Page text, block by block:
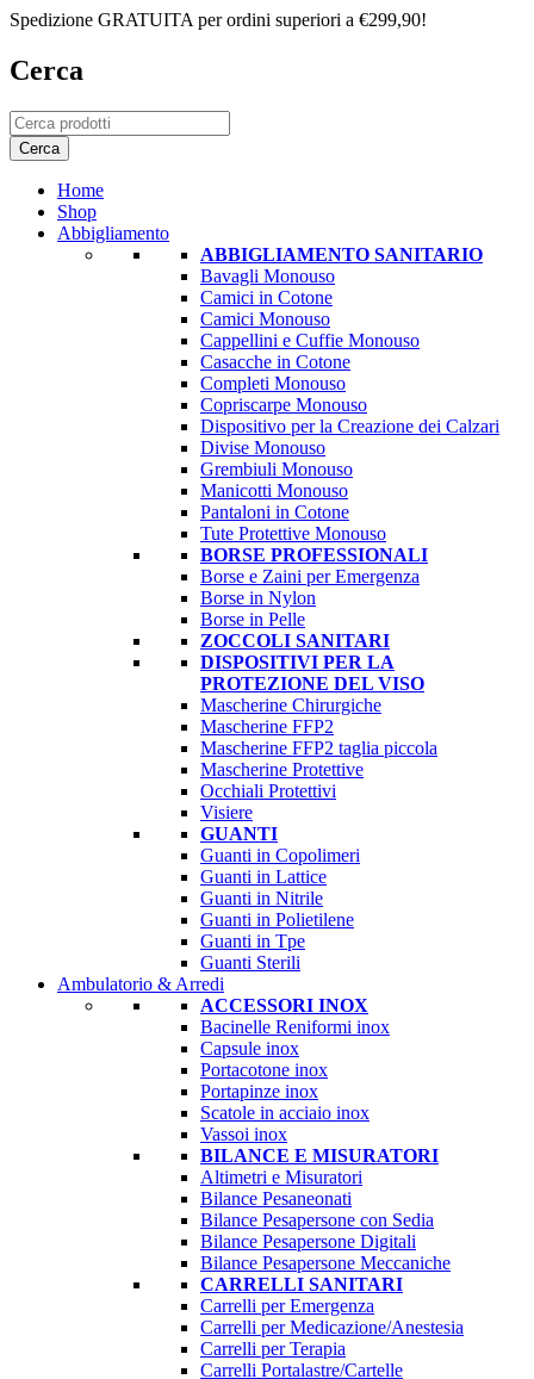
Spedizione GRATUITA per ordini superiori a €299,90!
Cerca
Home
Shop
Abbigliamento
ABBIGLIAMENTO SANITARIO
Bavagli Monouso
Camici in Cotone
Camici Monouso
Cappellini e Cuffie Monouso
Casacche in Cotone
Completi Monouso
Copriscarpe Monouso
Dispositivo per la Creazione dei Calzari
Divise Monouso
Grembiuli Monouso
Manicotti Monouso
Pantaloni in Cotone
Tute Protettive Monouso
BORSE PROFESSIONALI
Borse e Zaini per Emergenza
Borse in Nylon
Borse in Pelle
ZOCCOLI SANITARI
DISPOSITIVI PER LA
PROTEZIONE DEL VISO
Mascherine Chirurgiche
Mascherine FFP2
Mascherine FFP2 taglia piccola
Mascherine Protettive
Occhiali Protettivi
Visiere
GUANTI
Guanti in Copolimeri
Guanti in Lattice
Guanti in Nitrile
Guanti in Polietilene
Guanti in Tpe
Guanti Sterili
Ambulatorio & Arredi
ACCESSORI INOX
Bacinelle Reniformi inox
Capsule inox
Portacotone inox
Portapinze inox
Scatole in acciaio inox
Vassoi inox
BILANCE E MISURATORI
Altimetri e Misuratori
Bilance Pesaneonati
Bilance Pesapersone con Sedia
Bilance Pesapersone Digitali
Bilance Pesapersone Meccaniche
CARRELLI SANITARI
Carrelli per Emergenza
Carrelli per Medicazione/Anestesia
Carrelli per Terapia
Carrelli Portalastre/Cartelle